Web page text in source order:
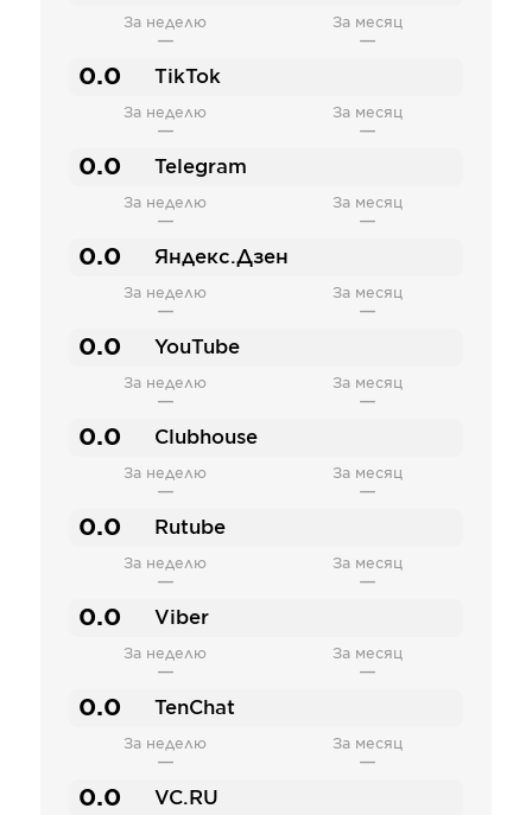
За неделю
—
За месяц
—
0.0 TikTok
За неделю
—
За месяц
—
0.0 Telegram
За неделю
—
За месяц
—
0.0 Яндекс.Дзен
За неделю
—
За месяц
—
0.0 YouTube
За неделю
—
За месяц
—
0.0 Clubhouse
За неделю
—
За месяц
—
0.0 Rutube
За неделю
—
За месяц
—
0.0 Viber
За неделю
—
За месяц
—
0.0 TenChat
За неделю
—
За месяц
—
0.0 VC.RU